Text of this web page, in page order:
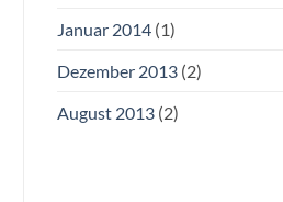
Januar 2014(1)
Dezember 2013(2)
August 2013(2)